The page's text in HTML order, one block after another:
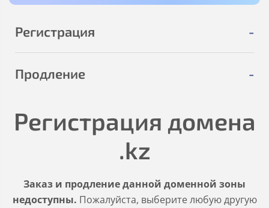
-
Регистрация
-
Продление
Регистрация домена
.kz
Заказ и продление данной доменной зоны
недоступны. Пожалуйста, выберите любую другую